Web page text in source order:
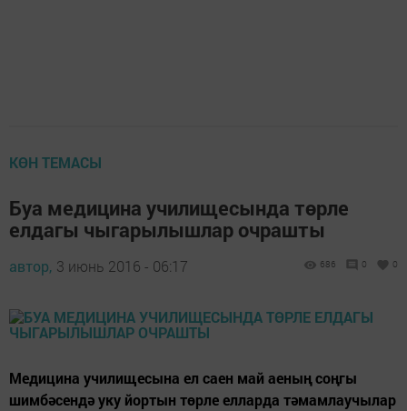
КӨН ТЕМАСЫ
Буа медицина училищесында төрле
елдагы чыгарылышлар очрашты
автор, 3 июнь 2016 - 06:17 686 0 0
Медицина училищесына ел саен май аеның соңгы
шимбәсендә уку йортын төрле елларда тәмамлаучылар